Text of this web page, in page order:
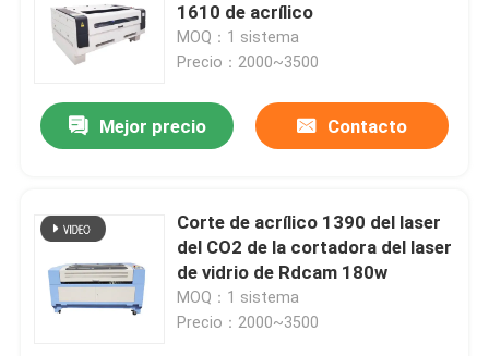
1610 de acrílico
MOQ：1 sistema
Precio：2000~3500
Mejor precio Contacto
Corte de acrílico 1390 del laser
del CO2 de la cortadora del laser
de vidrio de Rdcam 180w
MOQ：1 sistema
Precio：2000~3500